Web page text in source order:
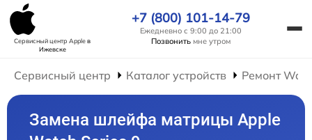
Сервисный центр Appleв
Ижевске
+7 (800) 101-14-79
Ежедневно с 9:00 до 21:00
Позвонить мне утром
Сервисный центр Каталог устройств Ремонт
Замена шлейфа матрицы Apple